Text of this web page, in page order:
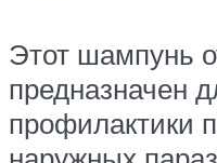
Этот шампунь
предназначен
профилактики